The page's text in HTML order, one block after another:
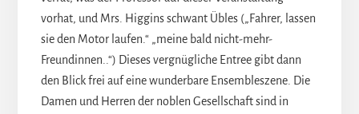
vorhat, und Mrs. Higgins schwant Übles („Fahrer, lassen
sie den Motor laufen.“ „meine bald nicht-mehr-
Freundinnen..“) Dieses vergnügliche Entree gibt dann
den Blick frei auf eine wunderbare Ensembleszene. Die
Damen und Herren der noblen Gesellschaft sind in